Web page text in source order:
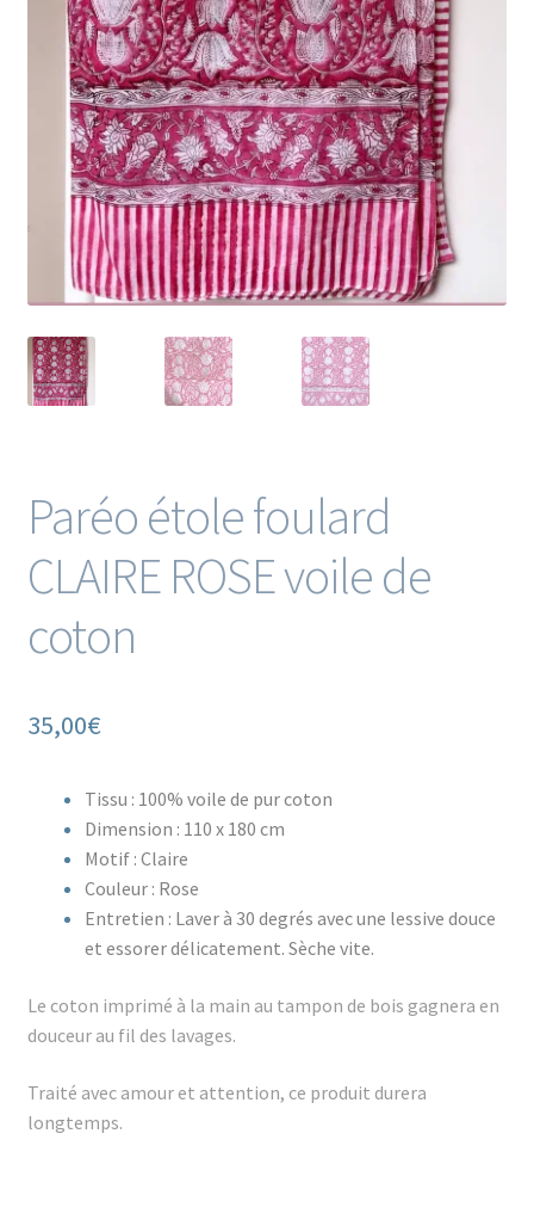
Paréo étole foulard
CLAIRE ROSE voile de
coton
35,00€
Tissu : 100% voile de pur coton
Dimension : 110 x 180 cm
Motif : Claire
Couleur : Rose
Entretien : Laver à 30 degrés avec une lessive douce
et essorer délicatement. Sèche vite.
Le coton imprimé à la main au tampon de bois gagnera en
douceur au fil des lavages.
Traité avec amour et attention, ce produit durera
longtemps.